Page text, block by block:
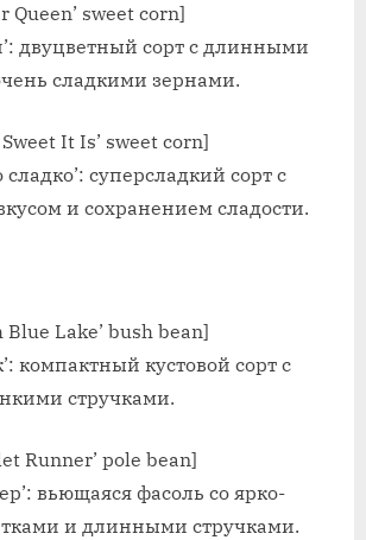
Queen’ sweet corn]
двуцветный сорт с длинными
сладкими зернами.
It Is’ sweet corn]
сладко’: суперсладкий сорт с
и сохранением сладости.
Blue Lake’ bush bean]
компактный кустовой сорт с
стручками.
Runner’ pole bean]
вьющаяся фасоль со ярко-
и длинными стручками.